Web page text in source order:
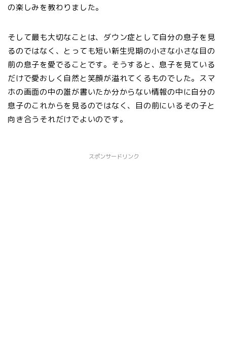
の楽しみを教わりました。
そして最も大切なことは、ダウン症として自分の息子を見
るのではなく、とっても短い新生児期の小さな小さな目の
前の息子を愛でることです。そうすると、息子を見ている
だけで愛おしく自然と笑顔が溢れてくるものでした。スマ
ホの画面の中の誰が書いたか分からない情報の中に自分の
息子のこれからを見るのではなく、目の前にいるその子と
向き合うそれだけでよいのです。
スポンサードリンク